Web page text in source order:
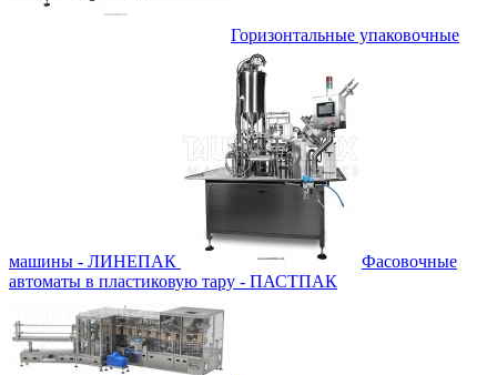
Горизонтальные упаковочные
машины - ЛИНЕПАК
Фасовочные
автоматы в пластиковую тару - ПАСТПАК